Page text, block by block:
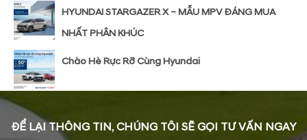
HYUNDAI STARGAZER X – MẪU MPV ĐÁNG MUA
NHẤT PHÂN KHÚC
Chào Hè Rực Rỡ Cùng Hyundai
ĐỂ LẠI THÔNG TIN, CHÚNG TÔI SẼ GỌI TƯ VẤN NGAY